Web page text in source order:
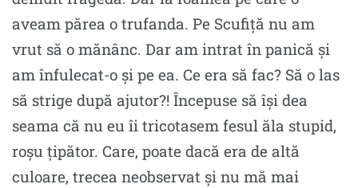
aveam părea o trufanda. Pe Scufiţă nu am
vrut să o mănânc. Dar am intrat în panică şi
am înfulecat-o şi pe ea. Ce era să fac? Să o las
să strige după ajutor?! Începuse să îşi dea
seama că nu eu îi tricotasem fesul ăla stupid,
roşu ţipător. Care, poate dacă era de altă
culoare, trecea neobservat şi nu mă mai